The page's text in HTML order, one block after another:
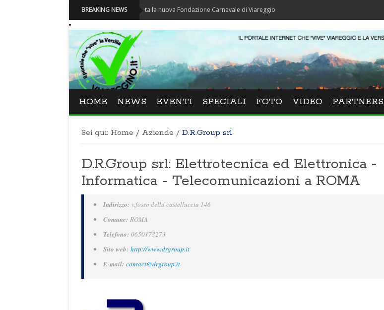
BREAKING NEWS
Carnevale - Nominata la nuova Fondazione Carnevale di Viareggio
HOME NEWS EVENTI SPECIALI FOTO VIDEO PARTNERS
Sei qui: Home / Aziende / D.R.Group srl
D.R.Group srl: Elettrotecnica ed Elettronica -
Informatica - Telecomunicazioni a ROMA
Indirizzo: v.fosso della castelluccia 146
Comune: ROMA
Telefono: 0650173273
Sito web: http://www.drgroup.it
E-mail: contact@drgroup.it